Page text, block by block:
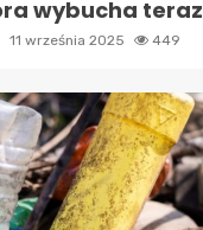
wybucha teraz
11 września 2025 449